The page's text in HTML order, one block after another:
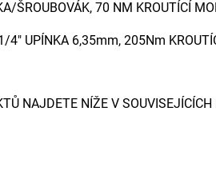
ŠROUBOVÁK, 70 NM KROUTÍCÍ
4" UPÍNKA 6,35mm, 205Nm
NAJDETE NÍŽE V SOUVISEJÍCÍCH